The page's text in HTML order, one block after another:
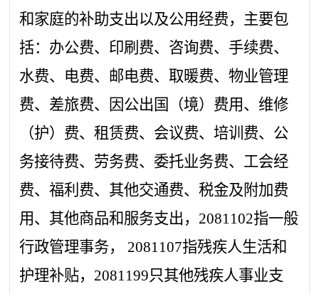
和家庭的补助支出以及公用经费，主要包
括：办公费、印刷费、咨询费、手续费、
水费、电费、邮电费、取暖费、物业管理
费、差旅费、因公出国（境）费用、维修
（护）费、租赁费、会议费、培训费、公
务接待费、劳务费、委托业务费、工会经
费、福利费、其他交通费、税金及附加费
用、其他商品和服务支出，2081102指一般
行政管理事务， 2081107指残疾人生活和
护理补贴，2081199只其他残疾人事业支